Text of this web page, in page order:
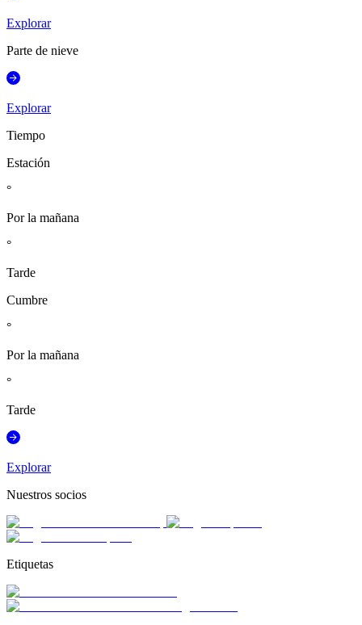
Explorar
Parte de nieve
Explorar
Tiempo
Estación
°
Por la mañana
°
Tarde
Cumbre
°
Por la mañana
°
Tarde
Explorar
Nuestros socios
Etiquetas